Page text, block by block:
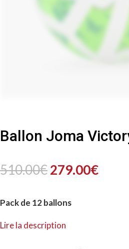
Ballon Joma
510.00€Le
279.00€Le
Pack de 12 ballons
Lire la description